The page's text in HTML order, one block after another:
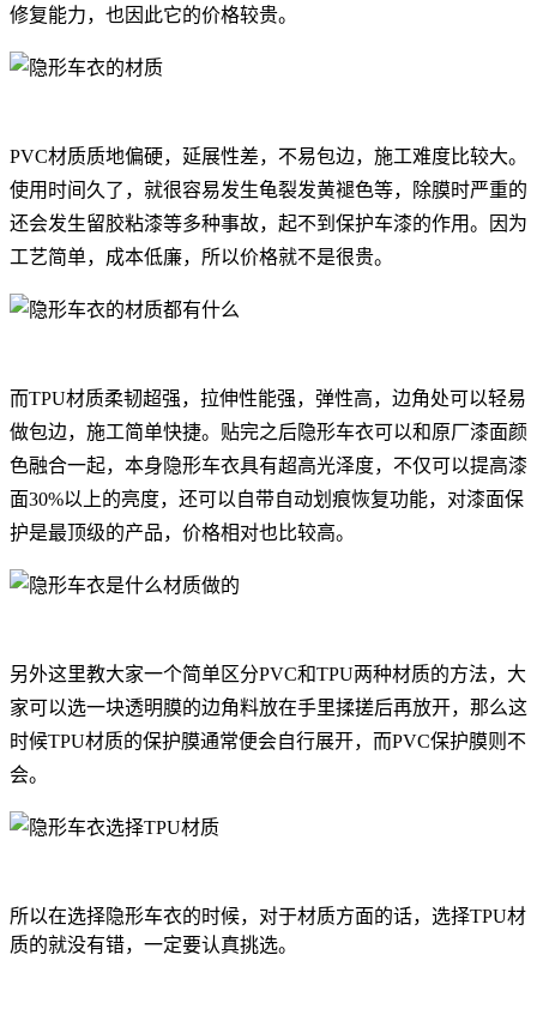
修复能力，也因此它的价格较贵。
PVC材质质地偏硬，延展性差，不易包边，施工难度比较大。
使用时间久了，就很容易发生龟裂发黄褪色等，除膜时严重的
还会发生留胶粘漆等多种事故，起不到保护车漆的作用。因为
工艺简单，成本低廉，所以价格就不是很贵。
而TPU材质柔韧超强，拉伸性能强，弹性高，边角处可以轻易
做包边，施工简单快捷。贴完之后隐形车衣可以和原厂漆面颜
色融合一起，本身隐形车衣具有超高光泽度，不仅可以提高漆
面30%以上的亮度，还可以自带自动划痕恢复功能，对漆面保
护是最顶级的产品，价格相对也比较高。
另外这里教大家一个简单区分PVC和TPU两种材质的方法，大
家可以选一块透明膜的边角料放在手里揉搓后再放开，那么这
时候TPU材质的保护膜通常便会自行展开，而PVC保护膜则不
会。
所以在选择隐形车衣的时候，对于材质方面的话，选择TPU材
质的就没有错，一定要认真挑选。